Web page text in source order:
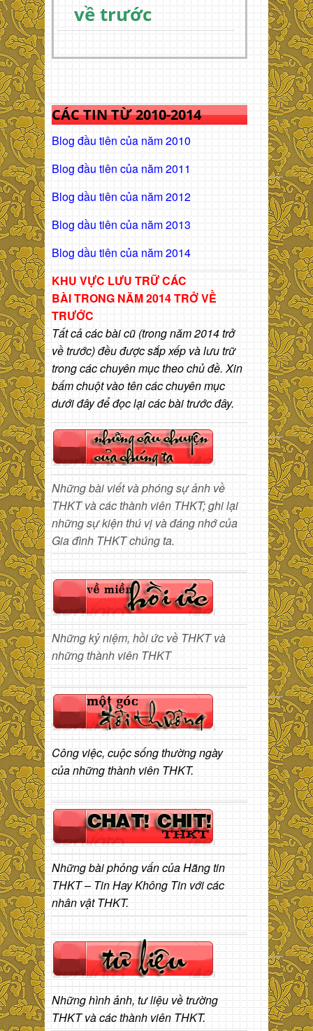
về trước
CÁC TIN TỪ 2010-2014
Blog đầu tiên của năm 2010
Blog đầu tiên của năm 2011
Blog dầu tiên của năm 2012
Blog dầu tiên của năm 2013
Blog dầu tiên của năm 2014
KHU VỰC LƯU TRỮ CÁC
BÀITRONG NĂM 2014 TRỞ VỀ
TRƯỚC
Tất cả các bài cũ (trong năm 2014 trở
về trước) đều được sắp xếp và lưu trữ
trong các chuyên mục theo chủ đề. Xin
bấm chuột vào tên các chuyên mục
dưới đây để đọc lại các bài trước đây.
Những bài viết và phóng sự ảnh về
THKT và các thành viên THKT; ghi lại
những sự kiện thú vị và đáng nhớ của
Gia đình THKT chúng ta.
Những kỷ niệm, hồi ức về THKT và
những thành viên THKT
Công việc, cuộc sống thường ngày
của những thành viên THKT.
Những bài phỏng vấn của Hãng tin
THKT – Tin Hay Không Tin với các
nhân vật THKT.
Những hình ảnh, tư liệu về trường
THKT và các thành viên THKT.